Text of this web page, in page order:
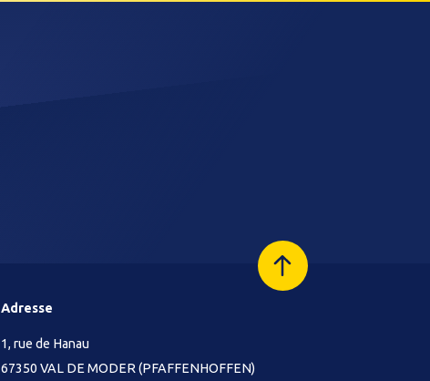
Adresse
1, rue de Hanau
67350 VAL DE MODER (PFAFFENHOFFEN)